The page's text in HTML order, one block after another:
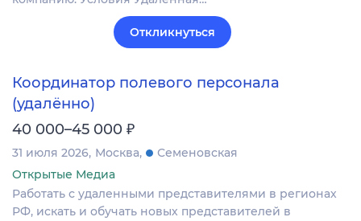
Откликнуться
Координатор полевого персонала
(удалённо)
40 000–45 000 ₽
31 июля 2026 Москва
Семеновская
Открытые Медиа
Работать с удаленными представителями в регионах
РФ, искать и обучать новых представителей в